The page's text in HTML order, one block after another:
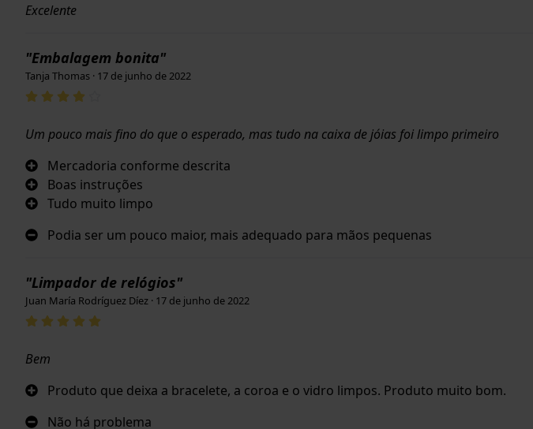
Excelente
"Embalagem bonita"
Tanja Thomas · 17 de junho de 2022
Um pouco mais fino do que o esperado, mas tudo na caixa de jóias foi limpo primeiro
Mercadoria conforme descrita
Boas instruções
Tudo muito limpo
Podia ser um pouco maior, mais adequado para mãos pequenas
"Limpador de relógios"
Juan María Rodríguez Díez · 17 de junho de 2022
Bem
Produto que deixa a bracelete, a coroa e o vidro limpos. Produto muito bom.
Não há problema